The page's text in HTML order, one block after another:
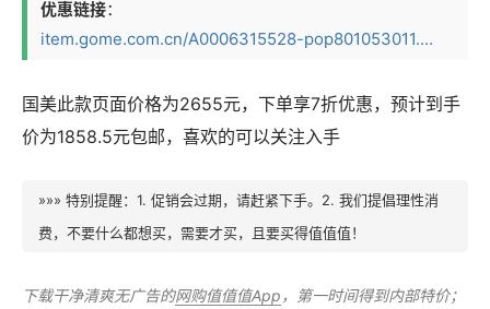
优惠链接：
item.gome.com.cn/A0006315528-pop801053011....
国美此款页面价格为2655元，下单享7折优惠，预计到手
价为1858.5元包邮，喜欢的可以关注入手
»»» 特别提醒：1. 促销会过期，请赶紧下手。2. 我们提倡理性消
费，不要什么都想买，需要才买，且要买得值值值！
下载干净清爽无广告的网购值值值App ，第一时间得到内部特价；